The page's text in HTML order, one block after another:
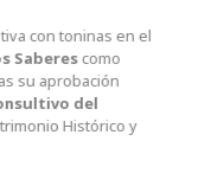
con toninas en el
Saberescomo
su aprobación
del
Histórico y